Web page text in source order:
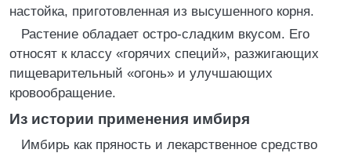
настойка, приготовленная из высушенного корня.
Растение обладает остро-сладким вкусом. Его
относят к классу «горячих специй», разжигающих
пищеварительный «огонь» и улучшающих
кровообращение.
Из истории применения имбиря
Имбирь как пряность и лекарственное средство